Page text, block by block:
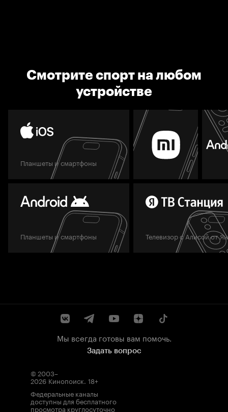
Смотрите спорт на любом
устройстве
Планшеты и смартфоны
Планшеты и смартфоны Телевизор с Алисой от
Мы всегда готовы вам помочь.
Задать вопрос
© 2003–
2026 Кинопоиск. 18+
Федеральные каналы
доступны для бесплатного
просмотра круглосуточно